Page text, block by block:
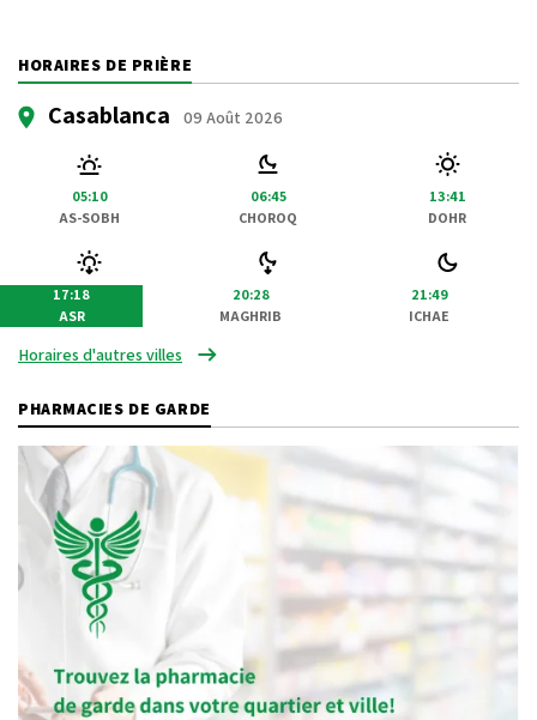
HORAIRES DE PRIÈRE
Casablanca 09 Août 2026
05:10
AS-SOBH
06:45
CHOROQ
13:41
DOHR
17:18
ASR
20:28
MAGHRIB
21:49
ICHAE
Horaires d'autres villes
PHARMACIES DE GARDE